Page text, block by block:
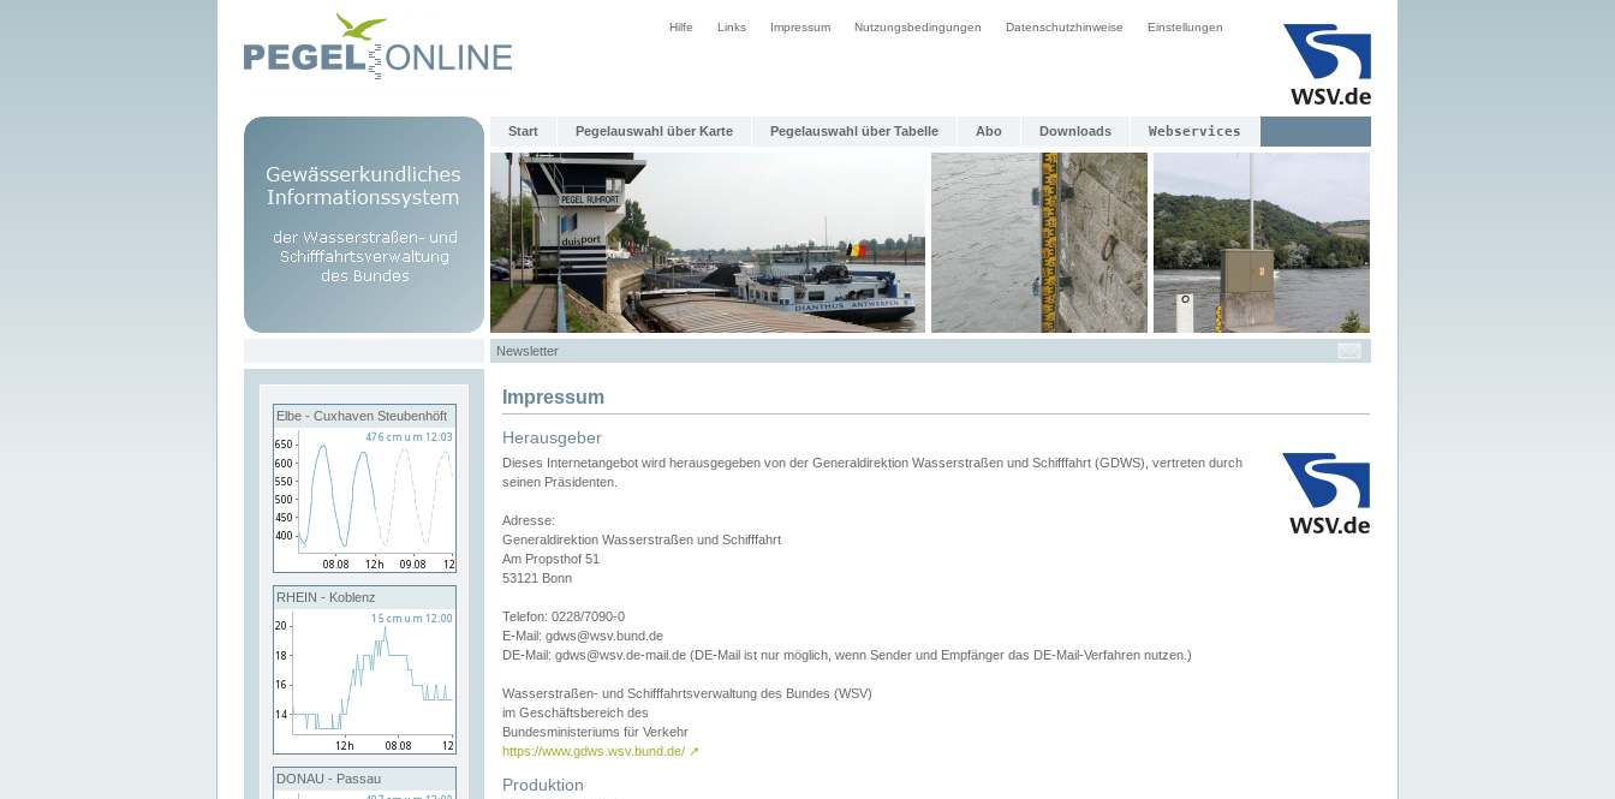
Hilfe Links Impressum Nutzungsbedingungen Datenschutzhinweise Einstellungen
Start Pegelauswahl über Karte Pegelauswahl über Tabelle Abo Downloads Webservices
Newsletter
Elbe - Cuxhaven Steubenhöft
RHEIN - Koblenz
DONAU - Passau
Impressum
Herausgeber
Dieses Internetangebot wird herausgegeben von der Generaldirektion Wasserstraßen und Schifffahrt (GDWS), vertreten durch
seinen Präsidenten.
Adresse:
Generaldirektion Wasserstraßen und Schifffahrt
Am Propsthof 51
53121 Bonn
Telefon: 0228/7090-0
E-Mail: gdws@wsv.bund.de
DE-Mail: gdws@wsv.de-mail.de (DE-Mail ist nur möglich, wenn Sender und Empfänger das DE-Mail-Verfahren nutzen.)
Wasserstraßen- und Schifffahrtsverwaltung des Bundes (WSV)
im Geschäftsbereich des
Bundesministeriums für Verkehr
https://www.gdws.wsv.bund.de/ ↗
Produktion